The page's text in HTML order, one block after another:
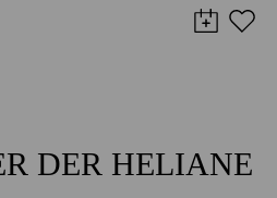
DER HELIANE